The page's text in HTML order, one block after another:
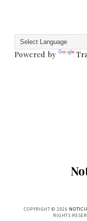
Powered by
COPYRIGHT © 2026
RIGHTS